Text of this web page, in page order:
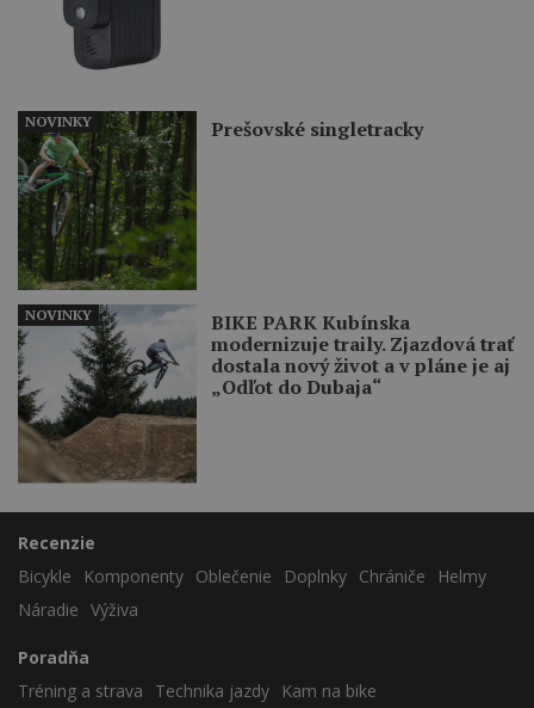
Prešovské singletracky
NOVINKY
BIKE PARK Kubínska
modernizuje traily. Zjazdová trať
dostala nový život a v pláne je aj
„Odľot do Dubaja“
NOVINKY
Recenzie
Bicykle
Komponenty Oblečenie Doplnky Chrániče
Helmy
Náradie Výživa
Poradňa
Tréning a strava
Technika jazdy Kam na bike